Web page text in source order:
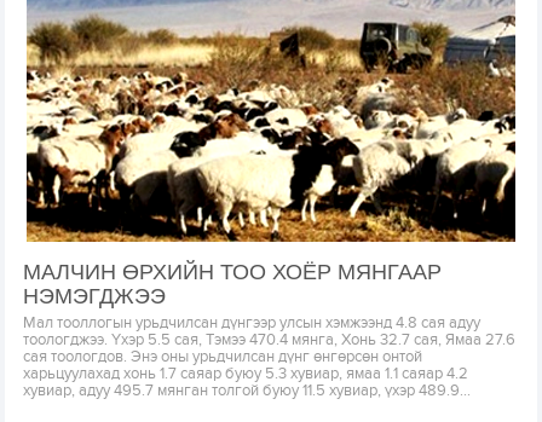
МАЛЧИН ӨРХИЙН ТОО ХОЁР МЯНГААР
НЭМЭГДЖЭЭ
Мал тооллогын урьдчилсан дүнгээр улсын хэмжээнд 4.8 сая адуу
тоологджээ. Үхэр 5.5 сая, Тэмээ 470.4 мянга, Хонь 32.7 сая, Ямаа 27.6
сая тоологдов. Энэ оны урьдчилсан дүнг өнгөрсөн онтой
харьцуулахад хонь 1.7 саяар буюу 5.3 хувиар, ямаа 1.1 саяар 4.2
хувиар, адуу 495.7 мянган толгой буюу 11.5 хувиар, үхэр 489.9...